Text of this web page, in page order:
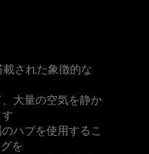
された象徴的な
大量の空気を静か
ハブを使用するこ
を